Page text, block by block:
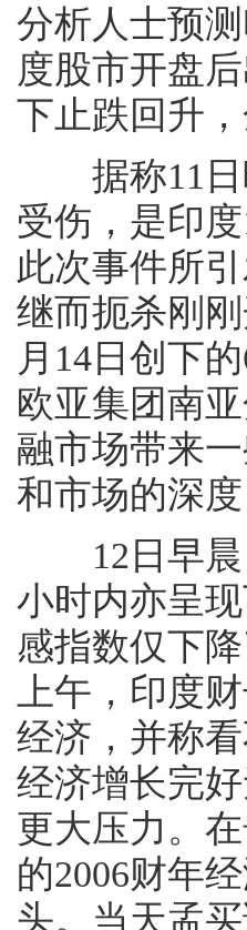
分析人士预
度股市开盘
下止跌回升
据称11日
受伤，是印
此次事件所
继而扼杀刚
月14日创下
欧亚集团南
融市场带来
和市场的深
12日早晨
小时内亦呈
感指数仅下
上午，印度
经济，并称
经济增长完
更大压力。
的2006财年
头。当天孟